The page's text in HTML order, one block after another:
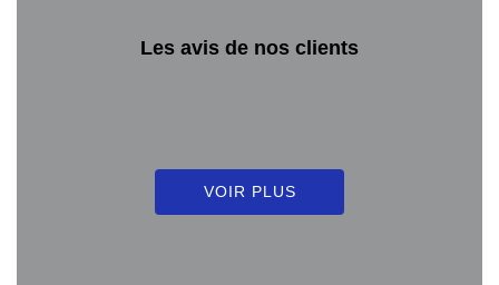
Les avis de nos clients
VOIR PLUS